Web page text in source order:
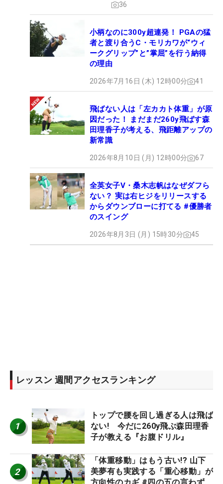
36
小柄なのに300y超連発！ PGAの猛
者と渡り合うC・モリカワが“ウィ
ークグリップ”と”掌屈”を行う納得
の理由
2026年7月16日 (木) 12時00分 41
飛ばない人は「左カカト体重」が原
因だった！ まだまだ260y飛ばす森
田理香子が考える、飛距離アップの
新常識
2026年8月10日 (月) 12時00分 67
全英女子V・桑木志帆はなぜダフら
ない？ 実は右ヒジをリリースする
からダウンブローに打てる #優勝者
のスイング
2026年8月3日 (月) 15時30分 45
レッスン 週間アクセスランキング
1
トップで腰を回し過ぎる人は飛ば
ない! 今だに260y飛ぶ森田理香
子が教える『お腹ドリル』
2
「体重移動」はもう古い!? 山下
美夢有も実践する「重心移動」が